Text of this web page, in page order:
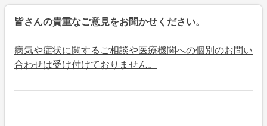
皆さんの貴重なご意見をお聞かせください。
病気や症状に関するご相談や医療機関への個別のお問い
合わせは受け付けておりません。